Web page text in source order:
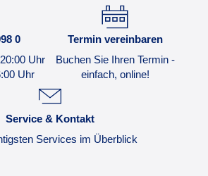
0
Uhr
Uhr
Termin vereinbaren
Buchen Sie Ihren Termin -
einfach, online!
Service & Kontakt
Services im Überblick